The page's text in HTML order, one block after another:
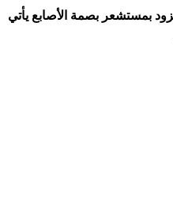
بمستشعر بصمة الأصابع يأتي